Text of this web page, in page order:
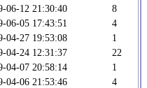
06-12 21:30:40
8
06-05 17:43:51
4
04-27 19:53:08
1
04-24 12:31:37
22
04-07 20:58:14
1
04-06 21:53:46
4